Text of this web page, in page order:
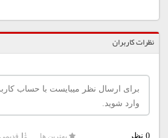
نظرات کاربران